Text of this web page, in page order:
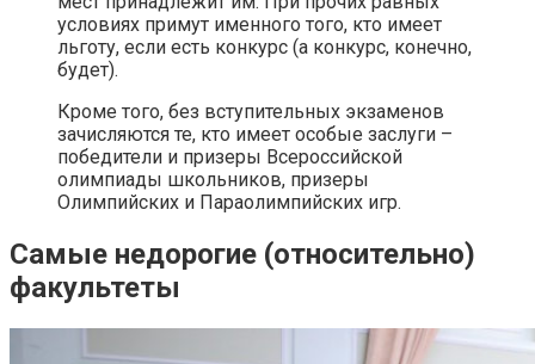
условиях примут именного того, кто имеет
льготу, если есть конкурс (а конкурс, конечно,
будет).
Кроме того, без вступительных экзаменов
зачисляются те, кто имеет особые заслуги –
победители и призеры Всероссийской
олимпиады школьников, призеры
Олимпийских и Параолимпийских игр.
Самые недорогие (относительно)
факультеты